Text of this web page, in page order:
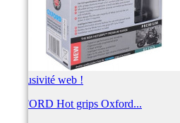
Exclusivité web !
OXFORD Hot grips Oxford...